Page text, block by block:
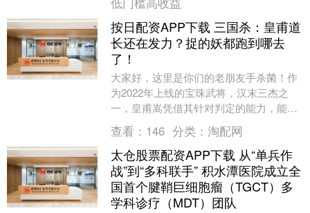
按日配资APP下载 三国杀：皇甫道
长还在发力？捉的妖都跑到哪去
了！
大家好，这里是你们的老朋友手杀菌！作
为2022年上线的宝珠武将，汉末三杰之
一，皇甫嵩凭借其针对判定的能力，能够
在斗地主模式之中狠狠逮捕神郭嘉，因此
被广大小伙伴亲....
查看： 146 分类： 淘配网
太仓股票配资APP下载 从“单兵作
战”到“多科联手” 积水潭医院成立全
国首个腱鞘巨细胞瘤（TGCT）多
学科诊疗（MDT）团队